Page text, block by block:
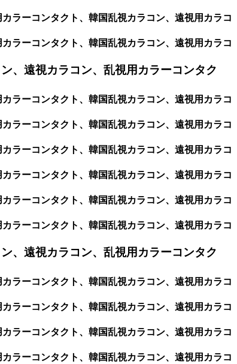
ラーコンタクト、韓国乱視カラコン、遠視用カラコ
ラーコンタクト、韓国乱視カラコン、遠視用カラコ
、遠視カラコン、乱視用カラーコンタク
ラーコンタクト、韓国乱視カラコン、遠視用カラコ
ラーコンタクト、韓国乱視カラコン、遠視用カラコ
ラーコンタクト、韓国乱視カラコン、遠視用カラコ
ラーコンタクト、韓国乱視カラコン、遠視用カラコ
ラーコンタクト、韓国乱視カラコン、遠視用カラコ
ラーコンタクト、韓国乱視カラコン、遠視用カラコ
、遠視カラコン、乱視用カラーコンタク
ラーコンタクト、韓国乱視カラコン、遠視用カラコ
ラーコンタクト、韓国乱視カラコン、遠視用カラコ
ラーコンタクト、韓国乱視カラコン、遠視用カラコ
ラーコンタクト、韓国乱視カラコン、遠視用カラコ